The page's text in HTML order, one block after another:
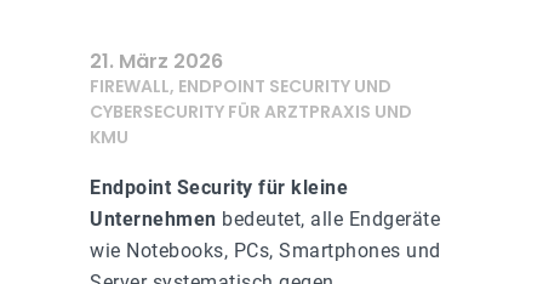
21. März 2026
FIREWALL, ENDPOINT SECURITY UND
CYBERSECURITY FÜR ARZTPRAXIS UND
KMU
Endpoint Security für kleine
Unternehmen bedeutet, alle Endgeräte
wie Notebooks, PCs, Smartphones und